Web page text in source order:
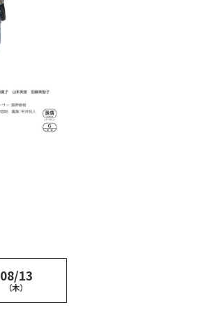
08/13
（木）